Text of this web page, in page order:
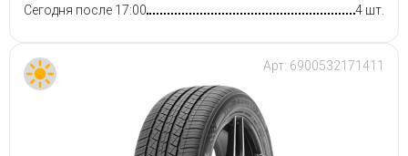
Сегодня после 17:00 4 шт.
Арт: 6900532171411